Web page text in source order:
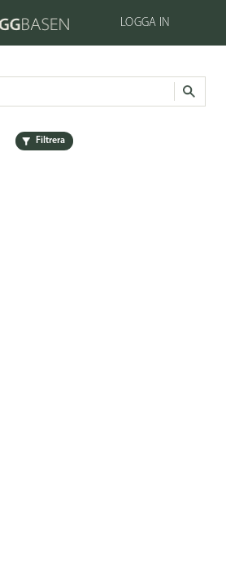
LOGGA IN
Filtrera